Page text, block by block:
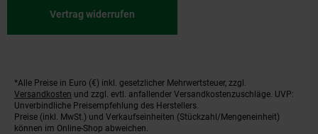
Vertrag widerrufen
Fußnoten
*Alle Preise in Euro (€) inkl. gesetzlicher Mehrwertsteuer, zzgl.
Versandkosten und zzgl. evtl. anfallender Versandkostenzuschläge. UVP:
Unverbindliche Preisempfehlung des Herstellers.
Preise (inkl. MwSt.) und Verkaufseinheiten (Stückzahl/Mengeneinheit)
können im Online-Shop abweichen.